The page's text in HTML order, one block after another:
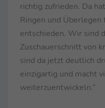
richtig zufrieden. Da
Ringen und Überlegen
entschieden. Wir sind
Zuschauerschnitt von
sind da jetzt deutlich
einzigartig und macht
weiterzuentwickeln.“